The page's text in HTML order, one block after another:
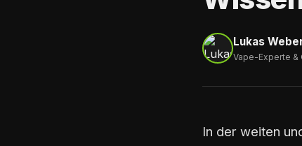
Lukas
Vape-Experte
In der weiten